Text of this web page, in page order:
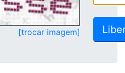
[trocar imagem]